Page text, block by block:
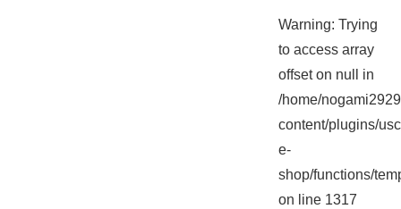
Warning: Trying
to access array
offset on null in
/home/
content/plugins/
e-
shop/functions/
on line 1317